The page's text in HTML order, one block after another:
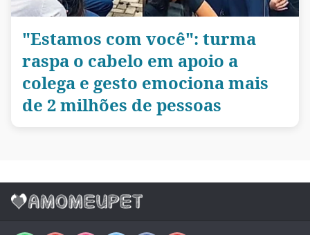
"Estamos com você": turma
raspa o cabelo em apoio a
colega e gesto emociona mais
de 2 milhões de pessoas